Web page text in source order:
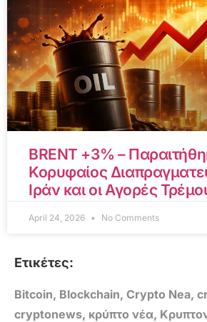
BRENT +3% –
Κορυφαίος
Ιράν και οι Αγορές
April 24, 2026 No Comments
Ετικέτες:
Bitcoin, Blockchain, Crypto Nea,
cryptonews, κρύπτο νέα,